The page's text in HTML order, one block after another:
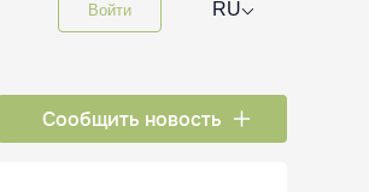
Войти RU⌵
Сообщить новость